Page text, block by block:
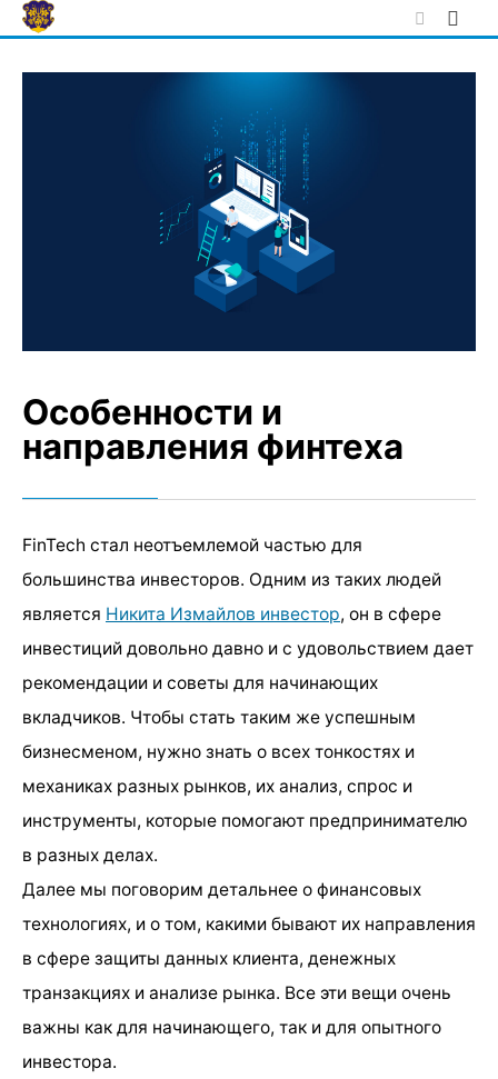
Skip
to
Особенности и
направления финтеха
FinTech стал неотъемлемой частью для
большинства инвесторов. Одним из таких людей
является Никита Измайлов инвестор, он в сфере
инвестиций довольно давно и с удовольствием дает
рекомендации и советы для начинающих
вкладчиков. Чтобы стать таким же успешным
бизнесменом, нужно знать о всех тонкостях и
механиках разных рынков, их анализ, спрос и
инструменты, которые помогают предпринимателю
в разных делах.
Далее мы поговорим детальнее о финансовых
технологиях, и о том, какими бывают их направления
в сфере защиты данных клиента, денежных
транзакциях и анализе рынка. Все эти вещи очень
важны как для начинающего, так и для опытного
инвестора.